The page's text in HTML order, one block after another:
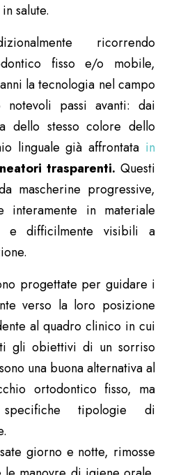
salute.
ricorrendo
fisso e/o mobile,
la tecnologia nel campo
passi avanti: dai
dello stesso colore dello
linguale già affrontata in
trasparenti. Questi
mascherine progressive,
interamente in materiale
e difficilmente visibili a
progettate per guidare i
verso la loro posizione
al quadro clinico in cui
gli obiettivi di un sorriso
una buona alternativa al
ortodontico fisso, ma
tipologie di
giorno e notte, rimosse